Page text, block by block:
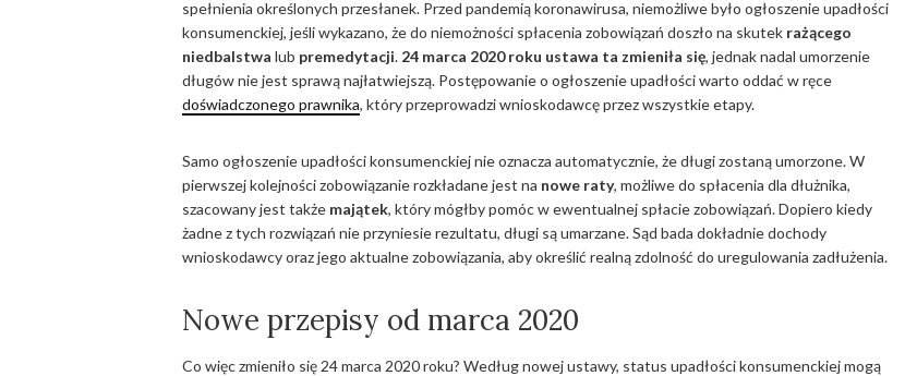
spełnienia określonych przesłanek. Przed pandemią koronawirusa, niemożliwe było ogłoszenie upadłości
konsumenckiej, jeśli wykazano, że do niemożności spłacenia zobowiązań doszło na skutek rażącego
niedbalstwa lub premedytacji. 24 marca 2020 roku ustawa ta zmieniła się, jednak nadal umorzenie
długów nie jest sprawą najłatwiejszą. Postępowanie o ogłoszenie upadłości warto oddać w ręce
doświadczonego prawnika, który przeprowadzi wnioskodawcę przez wszystkie etapy.
Samo ogłoszenie upadłości konsumenckiej nie oznacza automatycznie, że długi zostaną umorzone. W
pierwszej kolejności zobowiązanie rozkładane jest na nowe raty, możliwe do spłacenia dla dłużnika,
szacowany jest także majątek, który mógłby pomóc w ewentualnej spłacie zobowiązań. Dopiero kiedy
żadne z tych rozwiązań nie przyniesie rezultatu, długi są umarzane. Sąd bada dokładnie dochody
wnioskodawcy oraz jego aktualne zobowiązania, aby określić realną zdolność do uregulowania zadłużenia.
Nowe przepisy od marca 2020
Co więc zmieniło się 24 marca 2020 roku? Według nowej ustawy, status upadłości konsumenckiej mogą